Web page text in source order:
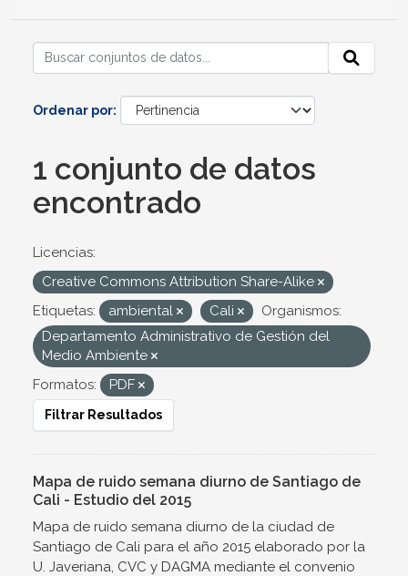
Ordenar por
1 conjunto de datos
encontrado
Licencias:
Creative Commons Attribution Share-Alike
Etiquetas:
ambiental Cali
Organismos:
Departamento Administrativo de Gestión del
Medio Ambiente
Formatos:
PDF
Filtrar Resultados
Mapa de ruido semana diurno de Santiago de
Cali - Estudio del 2015
Mapa de ruido semana diurno de la ciudad de
Santiago de Cali para el año 2015 elaborado por la
U. Javeriana, CVC y DAGMA mediante el convenio